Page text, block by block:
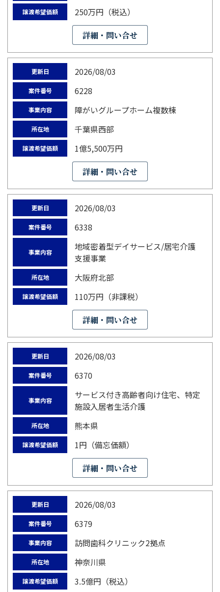
譲渡希望価額 250万円（税込）
詳細・問い合せ
更新日 2026/08/03
案件番号 6228
事業内容 障がいグループホーム複数棟
所在地 千葉県西部
譲渡希望価額 1億5,500万円
詳細・問い合せ
更新日 2026/08/03
案件番号 6338
事業内容
地域密着型デイサービス/居宅介護
支援事業
所在地 大阪府北部
譲渡希望価額 110万円（非課税）
詳細・問い合せ
更新日 2026/08/03
案件番号 6370
事業内容
サービス付き高齢者向け住宅、特定
施設入居者生活介護
所在地 熊本県
譲渡希望価額 1円（備忘価額）
詳細・問い合せ
更新日 2026/08/03
案件番号 6379
事業内容 訪問歯科クリニック2拠点
所在地 神奈川県
譲渡希望価額 3.5億円（税込）